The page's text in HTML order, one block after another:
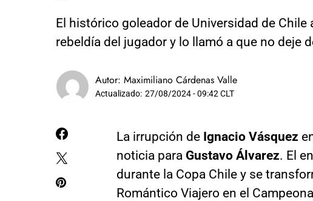
El histórico goleador de Universidad de Chile
rebeldía del jugador y lo llamó a que no deje
Autor: Maximiliano Cárdenas Valle
Actualizado: 27/08/2024 - 09:42 CLT
La irrupción de Ignacio Vásquez
noticia para Gustavo Álvarez. El
durante la Copa Chile y se
Romántico Viajero en el